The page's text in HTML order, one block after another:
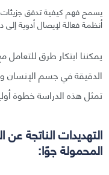
يسمح فهم كيفية تدفق جزيئات
أنظمة فعالة لإيصال أدوية
يمكننا ابتكار طرق
الدقيقة في جسم الإنسان
تمثل هذه الدراسة خطوة
التهديدات الناتجة
المحمولة جوًا: